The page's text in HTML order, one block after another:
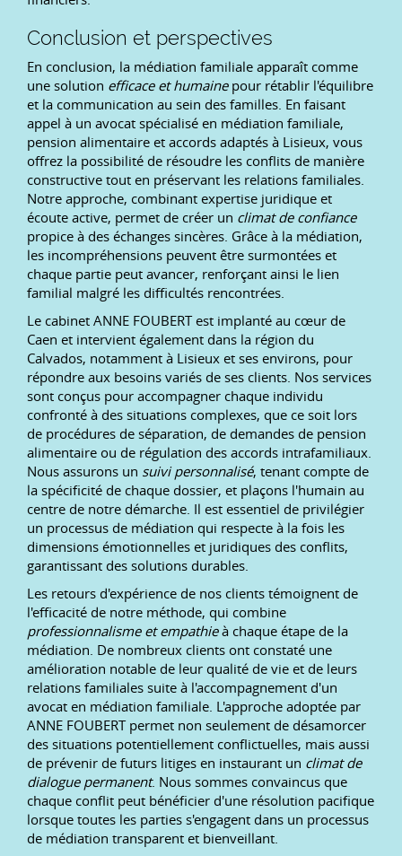
Conclusion et perspectives
En conclusion, la médiation familiale apparaît comme
une solution efficace et humainepour rétablir l'équilibre
et la communication au sein des familles. En faisant
appel à un avocat spécialisé en médiation familiale,
pension alimentaire et accords adaptés à Lisieux, vous
offrez la possibilité de résoudre les conflits de manière
constructive tout en préservant les relations familiales.
Notre approche, combinant expertise juridique et
écoute active, permet de créer un climat de confiance
propice à des échanges sincères. Grâce à la médiation,
les incompréhensions peuvent être surmontées et
chaque partie peut avancer, renforçant ainsi le lien
familial malgré les difficultés rencontrées.
Le cabinet ANNE FOUBERT est implanté au cœur de
Caen et intervient également dans la région du
Calvados, notamment à Lisieux et ses environs, pour
répondre aux besoins variés de ses clients. Nos services
sont conçus pour accompagner chaque individu
confronté à des situations complexes, que ce soit lors
de procédures de séparation, de demandes de pension
alimentaire ou de régulation des accords intrafamiliaux.
Nous assurons un suivi personnalisé, tenant compte de
la spécificité de chaque dossier, et plaçons l'humain au
centre de notre démarche. Il est essentiel de privilégier
un processus de médiation qui respecte à la fois les
dimensions émotionnelles et juridiques des conflits,
garantissant des solutions durables.
Les retours d'expérience de nos clients témoignent de
l'efficacité de notre méthode, qui combine
professionnalisme et empathieà chaque étape de la
médiation. De nombreux clients ont constaté une
amélioration notable de leur qualité de vie et de leurs
relations familiales suite à l'accompagnement d'un
avocat en médiation familiale. L'approche adoptée par
ANNE FOUBERT permet non seulement de désamorcer
des situations potentiellement conflictuelles, mais aussi
de prévenir de futurs litiges en instaurant un climat de
dialogue permanent. Nous sommes convaincus que
chaque conflit peut bénéficier d'une résolution pacifique
lorsque toutes les parties s'engagent dans un processus
de médiation transparent et bienveillant.